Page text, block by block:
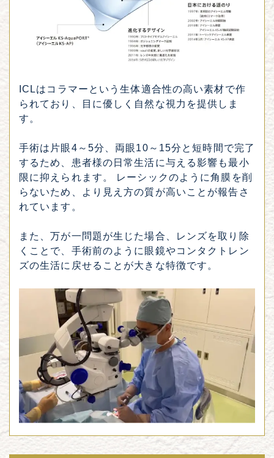
ICLはコラマーという生体適合性の高い素材で作
られており、目に優しく自然な視力を提供しま
す。
手術は片眼4～5分、両眼10～15分と短時間で完了
するため、患者様の日常生活に与える影響も最小
限に抑えられます。 レーシックのように角膜を削
らないため、より見え方の質が高いことが報告さ
れています。
また、万が一問題が生じた場合、レンズを取り除
くことで、手術前のように眼鏡やコンタクトレン
ズの生活に戻せることが大きな特徴です。